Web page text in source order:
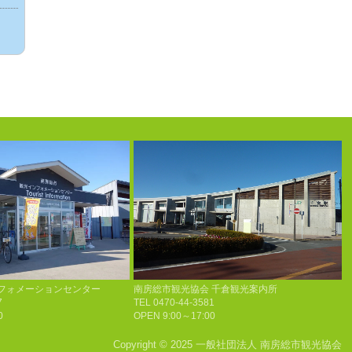
ォメーションセンター
南房総市観光協会 千倉観光案内所
TEL 0470-44-3581
OPEN 9:00～17:00
Copyright © 2025 一般社団法人 南房総市観光協会